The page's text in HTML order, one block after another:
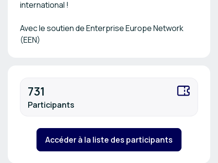
international !
Avec le soutien de Enterprise Europe Network
(EEN)
731
Participants
Accéder à la liste des participants